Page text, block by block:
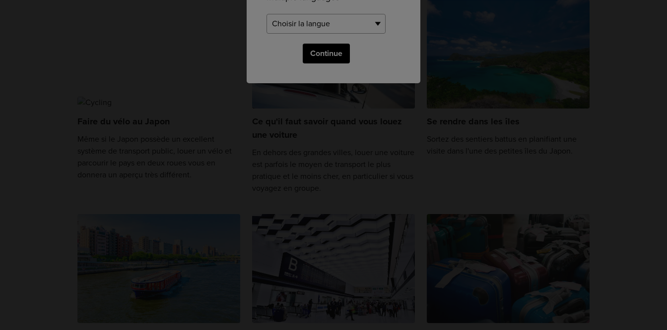
Continue
Faire du vélo au Japon
Même si le Japon possède un excellent
système de transport public, louer un vélo et
parcourir le pays en deux roues vous en
donnera un aperçu très différent.
Ce qu'il faut savoir quand vous louez
une voiture
En dehors des grandes villes, louer une voiture
est parfois le moyen de transport le plus
pratique et le moins cher, en particulier si vous
voyagez en groupe.
Se rendre dans les îles
Sortez des sentiers battus en planifiant une
visite dans l'une des petites îles du Japon.